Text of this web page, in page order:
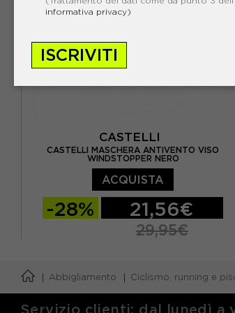
CASTELLI
CASTELLI MASCHERA ANTIVENTO VISO
WINDSTOPPER NERO
ACQUISTA
-28% 21,56€
29,95€
Abbigliamento Ciclismo, running e
informativa privacy)
ISCRIVITI
Servizio clienti: dal lunedì a